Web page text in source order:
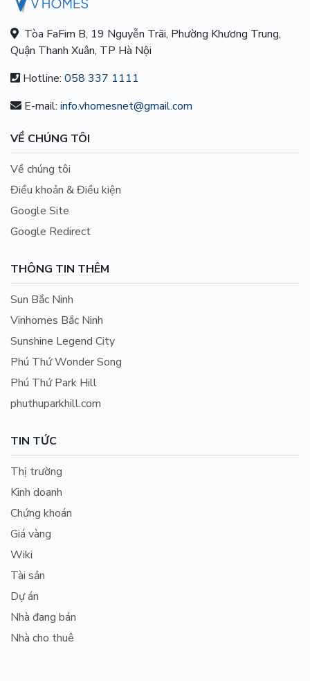
Tòa FaFim B, 19 Nguyễn Trãi, Phường Khương Trung,
Quận Thanh Xuân, TP Hà Nội
Hotline: 058 337 1111
E-mail: info.vhomesnet@gmail.com
VỀ CHÚNG TÔI
Về chúng tôi
Điều khoản & Điều kiện
Google Site
Google Redirect
THÔNG TIN THÊM
Sun Bắc Ninh
Vinhomes Bắc Ninh
Sunshine Legend City
Phú Thứ Wonder Song
Phú Thứ Park Hill
phuthuparkhill.com
TIN TỨC
Thị trường
Kinh doanh
Chứng khoán
Giá vàng
Wiki
Tài sản
Dự án
Nhà đang bán
Nhà cho thuê